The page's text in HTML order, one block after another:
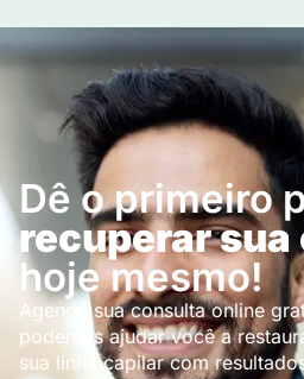
Dê o primeiro
recuperar
hoje mesmo!
Agende sua consulta online
podemos ajudar você a
sua linha capilar com